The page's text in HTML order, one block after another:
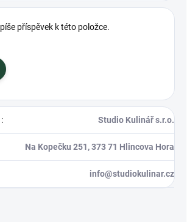
příspěvek k této položce.
: Studio Kulinář s.r.o.
Na Kopečku 251, 373 71 Hlincova Hora
info@studiokulinar.cz